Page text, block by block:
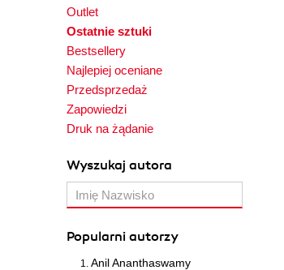
Outlet
Ostatnie sztuki
Bestsellery
Najlepiej oceniane
Przedsprzedaż
Zapowiedzi
Druk na żądanie
Wyszukaj autora
Popularni autorzy
Anil Ananthaswamy